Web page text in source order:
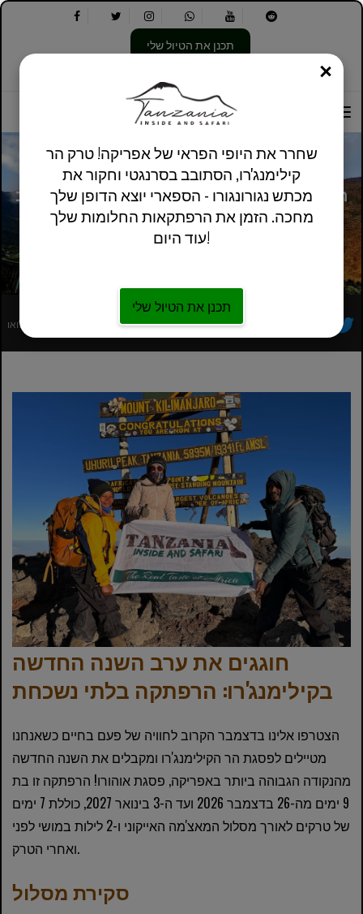
תכנן את הטיול שלי
הרפתקת קילימנג'רו בת 9 ימים: חוגגים את ערב
השנה החדשה בפסגת אוהורו דרך מסלול
מאצ'מה
מפעיל סיורים מקומי אפריקאי רשום במלואו
חוגגים את ערב השנה החדשה
בקילימנג'רו: הרפתקה בלתי נשכחת
הצטרפו אלינו בדצמבר הקרוב לחוויה של פעם בחיים כשאנחנו
מטיילים לפסגת הר הקילימנג'רו ומקבלים את השנה החדשה
מהנקודה הגבוהה ביותר באפריקה, פסגת אוהורו! הרפתקה זו בת
9 ימים מה-26 בדצמבר 2026 ועד ה-3 בינואר 2027, כוללת 7 ימים
של טרקים לאורך מסלול המאצ'מה האייקוני ו-2 לילות במושי לפני
ואחרי הטרק.
סקירת מסלול
שחרר את היופי הפראי של אפריקה! טרק הר
קילימנג'רו, הסתובב בסרנגטי וחקור את
מכתש נגורונגורו - הספארי יוצא הדופן שלך
מחכה. הזמן את הרפתקאות החלומות שלך
עוד היום!
תכנן את הטיול שלי